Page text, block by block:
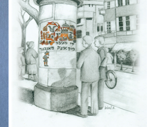
רחל רוז'נסקי
דוד בן-נחום